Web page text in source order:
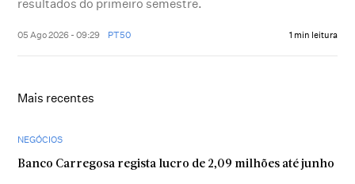
resultados do primeiro semestre.
05 Ago 2026 - 09:29 PT50 1 min leitura
Mais recentes
NEGÓCIOS
Banco Carregosa regista lucro de 2,09 milhões até junho